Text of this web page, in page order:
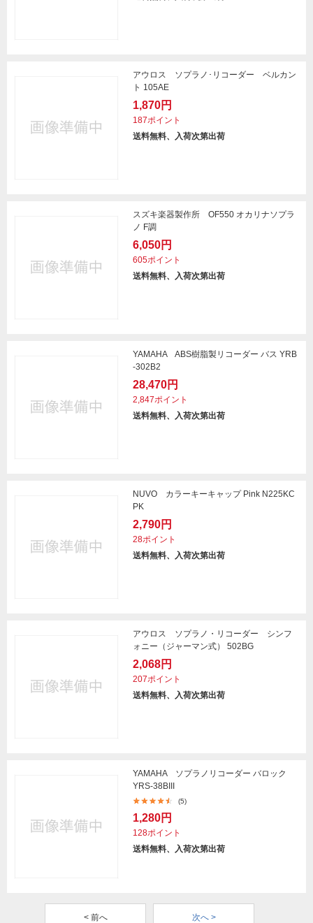
アウロス ソプラノ･リコーダー ベルカン
ト 105AE
1,870円
187ポイント
送料無料、入荷次第出荷
スズキ楽器製作所 OF550 オカリナソプラ
ノ F調
6,050円
605ポイント
送料無料、入荷次第出荷
YAMAHA ABS樹脂製リコーダー バス YRB
-302B2
28,470円
2,847ポイント
送料無料、入荷次第出荷
NUVO カラーキーキャップ Pink N225KC
PK
2,790円
28ポイント
送料無料、入荷次第出荷
アウロス ソプラノ・リコーダー シンフ
ォニー（ジャーマン式） 502BG
2,068円
207ポイント
送料無料、入荷次第出荷
YAMAHA ソプラノリコーダー バロック
YRS-38BIII
(5)
1,280円
128ポイント
送料無料、入荷次第出荷
< 前へ 次へ >